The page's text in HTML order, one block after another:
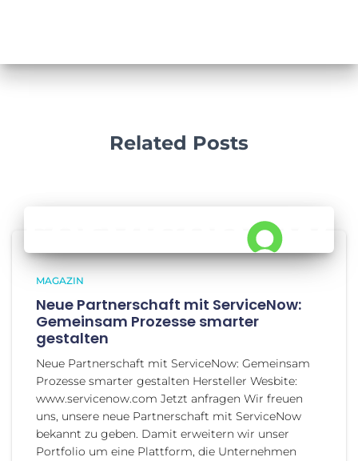
Related Posts
MAGAZIN
Neue Partnerschaft mit ServiceNow:
Gemeinsam Prozesse smarter
gestalten
Neue Partnerschaft mit ServiceNow: Gemeinsam
Prozesse smarter gestalten Hersteller Wesbite:
www.servicenow.com Jetzt anfragen Wir freuen
uns, unsere neue Partnerschaft mit ServiceNow
bekannt zu geben. Damit erweitern wir unser
Portfolio um eine Plattform, die Unternehmen